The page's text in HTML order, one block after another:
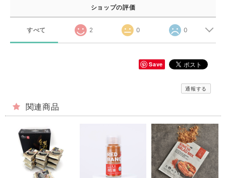
ショップの評価
すべて 2 0 0
Save
通報する
関連商品